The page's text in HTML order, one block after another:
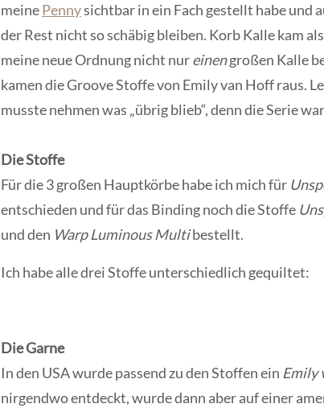
meinePennysichtbar in ein Fach gestellt habe und
der Rest nicht so schäbig bleiben. Korb Kalle kam
meine neue Ordnung nicht nureinengroßen Kalle
kamen die Groove Stoffe von Emily van Hoff raus.
musste nehmen was „übrig blieb“, denn die Serie
Die Stoffe
Für die 3 großen Hauptkörbe habe ich mich für
entschieden und für das Binding noch die Stoffe
und den Warp Luminous Multibestellt.
Ich habe alle drei Stoffe unterschiedlich gequiltet:
Die Garne
In den USA wurde passend zu den Stoffen ein Emily
nirgendwo entdeckt, wurde dann aber auf einer